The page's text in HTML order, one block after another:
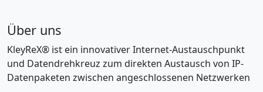
Über uns
KleyReX® ist ein innovativer Internet-Austauschpunkt
und Datendrehkreuz zum direkten Austausch von IP-
Datenpaketen zwischen angeschlossenen Netzwerken